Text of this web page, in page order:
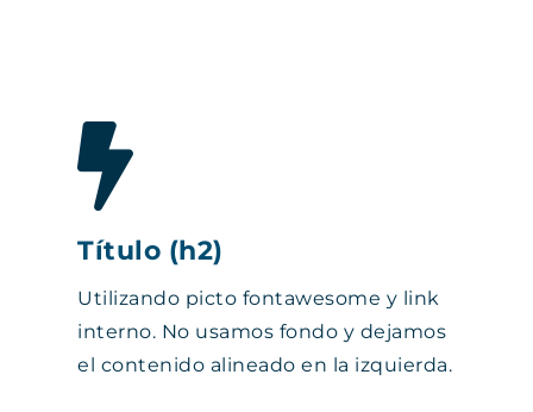
Título (h2)
Utilizando picto fontawesome y link
interno. No usamos fondo y dejamos
el contenido alineado en la izquierda.